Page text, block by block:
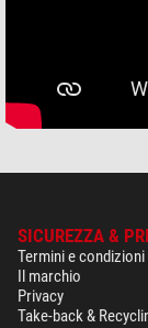
SICUREZZA &
Termini e condizioni
Il marchio
Privacy
Take-back &